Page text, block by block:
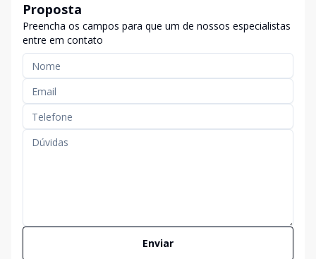
Proposta
Preencha os campos para que um de nossos especialistas
entre em contato
Enviar